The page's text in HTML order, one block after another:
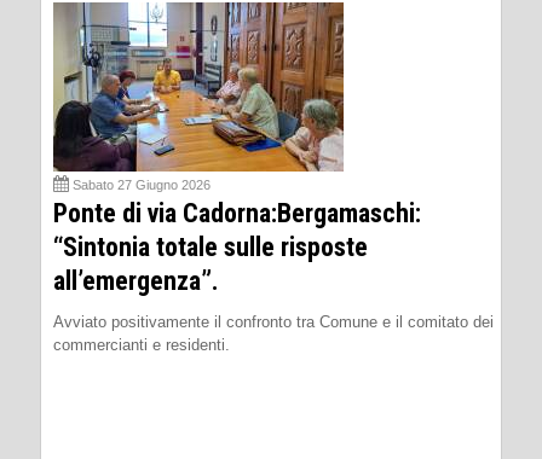
Sabato 27 Giugno 2026
Ponte di via Cadorna:Bergamaschi:
“Sintonia totale sulle risposte
all’emergenza”.
Avviato positivamente il confronto tra Comune e il comitato dei
commercianti e residenti.